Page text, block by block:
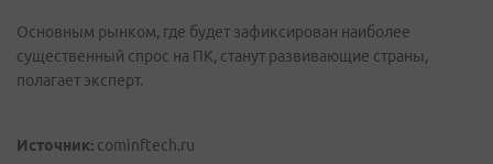
Основным рынком, где будет зафиксирован наиболее
существенный спрос на ПК, станут развивающие страны,
полагает эксперт.
Источник: cominftech.ru